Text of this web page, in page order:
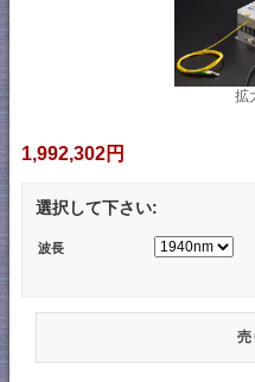
拡
1,992,302円
選択して下さい:
波長
売